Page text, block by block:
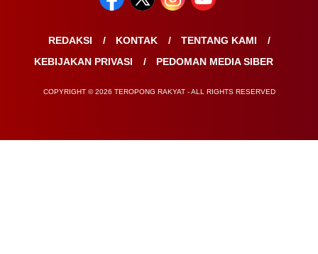
REDAKSI KONTAK
TENTANG KAMI
KEBIJAKAN PRIVASI
PEDOMAN MEDIA SIBER
COPYRIGHT © 2026 TEROPONG RAKYAT - ALL RIGHTS RESERVED